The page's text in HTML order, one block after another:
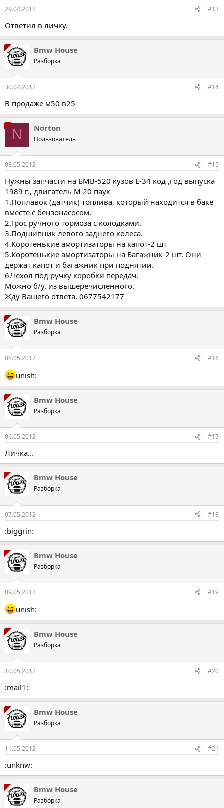
29.04.2012 #13
Ответил в личку.
Bmw House
Разборка
30.04.2012 #14
В продаже м50 в25
N Norton
Пользователь
03.05.2012 #15
Нужны запчасти на БМВ-520 кузов Е-34 код ,год выпуска
1989 г., двигатель М 20 паук
1.Поплавок (датчик) топлива, который находится в баке
вместе с бензонасосом.
2.Трос ручного тормоза с колодками.
3.Подшипник левого заднего колеса.
4.Коротенькие амортизаторы на капот-2 шт
5.Коротенькие амортизаторы на Багажник-2 шт. Они
держат капот и багажник при поднятии.
6.Чехол под ручку коробки передач.
Можно б/у. из вышеречисленного.
Жду Вашего ответа. 0677542177
Bmw House
Разборка
05.05.2012 #16
unish:
Bmw House
Разборка
06.05.2012 #17
Личка...
Bmw House
Разборка
07.05.2012 #18
:biggrin:
Bmw House
Разборка
09.05.2012 #19
unish:
Bmw House
Разборка
10.05.2012 #20
:mail1:
Bmw House
Разборка
11.05.2012 #21
:unknw:
Bmw House
Разборка